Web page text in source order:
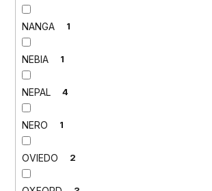
NANGA 1
NEBIA 1
NEPAL 4
NERO 1
OVIEDO 2